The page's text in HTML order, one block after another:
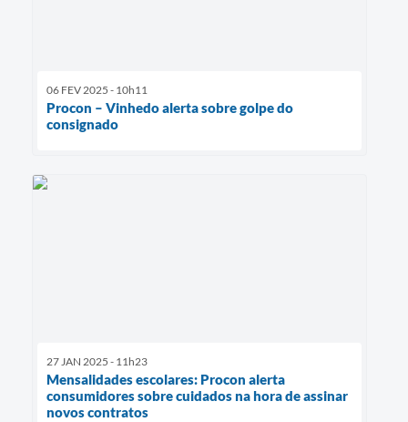
06 FEV 2025 - 10h11
Procon – Vinhedo alerta sobre golpe do
consignado
27 JAN 2025 - 11h23
Mensalidades escolares: Procon alerta
consumidores sobre cuidados na hora de assinar
novos contratos